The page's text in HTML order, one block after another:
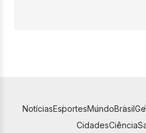
NotíciasEsportesMundoBrasil
CidadesCiência